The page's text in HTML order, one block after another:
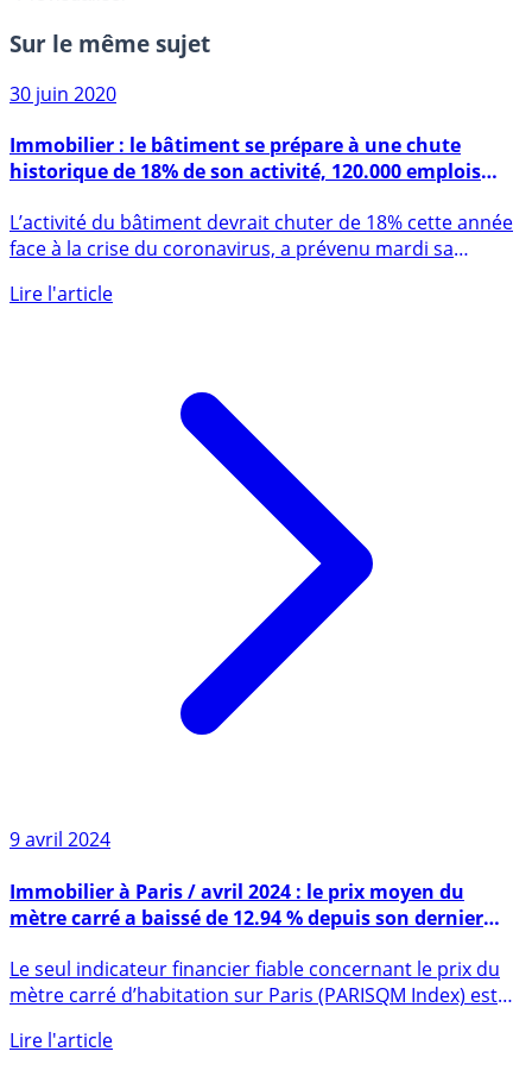
Sur le même sujet
30 juin 2020
historique de 18% de son activité, 120.000 emplois
menacés
face à la crise du coronavirus, a prévenu mardi sa
9 avril 2024
Immobilier à Paris / avril 2024 : le prix moyen du
mètre carré a baissé de 12.94 % depuis son dernier
point haut
mètre carré d’habitation sur Paris (PARISQM Index) est